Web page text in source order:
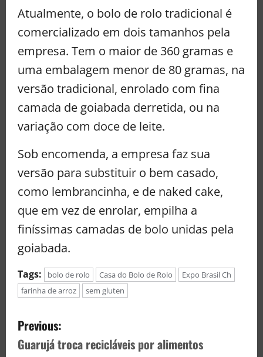
Atualmente, o bolo de rolo tradicional é
comercializado em dois tamanhos pela
empresa. Tem o maior de 360 gramas e
uma embalagem menor de 80 gramas, na
versão tradicional, enrolado com fina
camada de goiabada derretida, ou na
variação com doce de leite.
Sob encomenda, a empresa faz sua
versão para substituir o bem casado,
como lembrancinha, e de naked cake,
que em vez de enrolar, empilha a
finíssimas camadas de bolo unidas pela
goiabada.
Tags: bolo de rolo Casa do Bolo de Rolo
Expo Brasil Ch
farinha de arroz
sem gluten
Previous:
Guarujá troca recicláveis por alimentos